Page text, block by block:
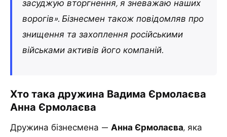
засуджую вторгнення, я зневажаю наших
ворогів». Бізнесмен також повідомляв про
знищення та захоплення російськими
військами активів його компаній.
Хто така дружина Вадима Єрмолаєва
Анна Єрмолаєва
Дружина бізнесмена — Анна Єрмолаєва, яка